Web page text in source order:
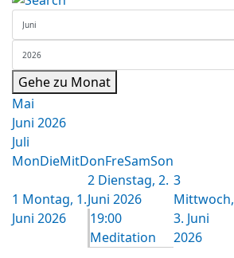
Gehe zu Monat
Mai
Juni 2026
Juli
MonDieMitDonFreSamSon
1 Montag, 1.
Juni 2026
2 Dienstag, 2.
Juni 2026
19:00
Meditation
3
Mittwoch,
3. Juni
2026